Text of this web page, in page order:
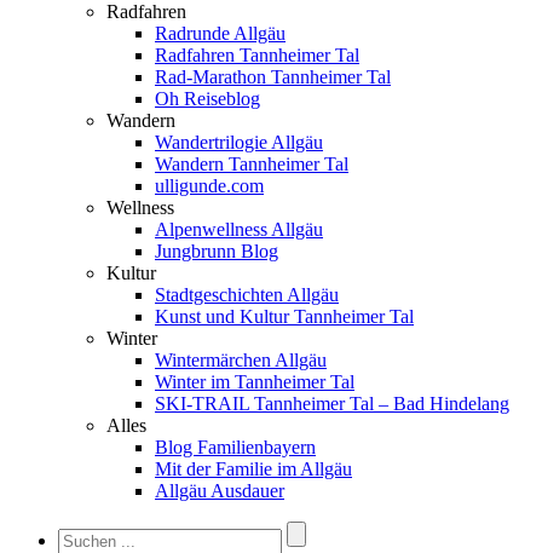
Radfahren
Radrunde Allgäu
Radfahren Tannheimer Tal
Rad-Marathon Tannheimer Tal
Oh Reiseblog
Wandern
Wandertrilogie Allgäu
Wandern Tannheimer Tal
ulligunde.com
Wellness
Alpenwellness Allgäu
Jungbrunn Blog
Kultur
Stadtgeschichten Allgäu
Kunst und Kultur Tannheimer Tal
Winter
Wintermärchen Allgäu
Winter im Tannheimer Tal
SKI-TRAIL Tannheimer Tal – Bad Hindelang
Alles
Blog Familienbayern
Mit der Familie im Allgäu
Allgäu Ausdauer